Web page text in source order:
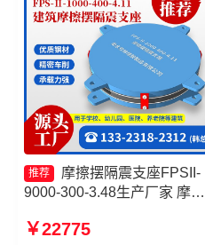
推荐
摩擦摆隔震支座FPSII-
9000-300-3.48生产厂家 摩擦
3.81源头工厂 摩擦摆隔震支座
￥22775